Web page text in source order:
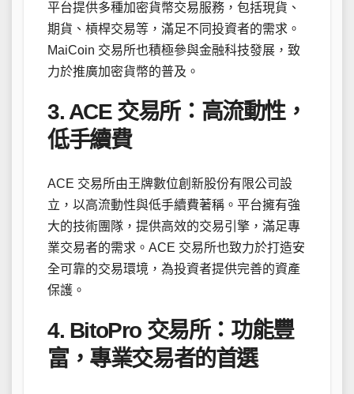
平台提供多種加密貨幣交易服務，包括現貨、
期貨、槓桿交易等，滿足不同投資者的需求。
MaiCoin 交易所也積極參與金融科技發展，致
力於推廣加密貨幣的普及。
3. ACE 交易所：高流動性，
低手續費
ACE 交易所由王牌數位創新股份有限公司設
立，以高流動性與低手續費著稱。平台擁有強
大的技術團隊，提供高效的交易引擎，滿足專
業交易者的需求。ACE 交易所也致力於打造安
全可靠的交易環境，為投資者提供完善的資產
保護。
4. BitoPro 交易所：功能豐
富，專業交易者的首選